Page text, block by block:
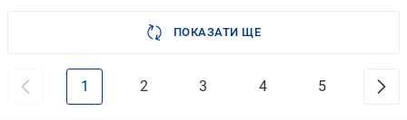
ПОКАЗАТИ ЩЕ
1 2 3 4 5